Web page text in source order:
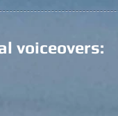
voiceovers: